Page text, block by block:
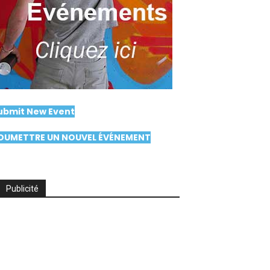
New Event
UN NOUVEL ÉVÉNEMENT
Publicité